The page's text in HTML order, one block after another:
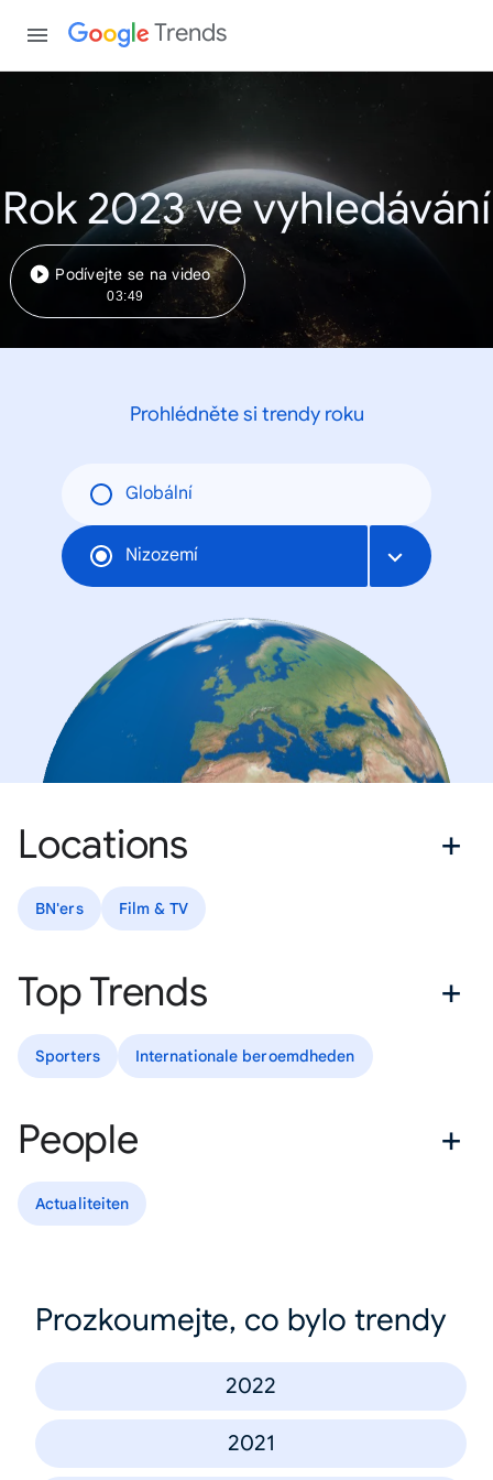
Trends
Rok 2023 ve vyhledávání
Podívejte se na video
03:49
Prohlédněte si trendy roku
Globální
Nizozemí
Locations
BN'ers Film & TV
Top Trends
Sporters Internationale beroemdheden
People
Actualiteiten
Prozkoumejte, co bylo trendy
2022
2021